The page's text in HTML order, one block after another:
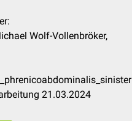
Wolf-Vollenbröker,
21.03.2024